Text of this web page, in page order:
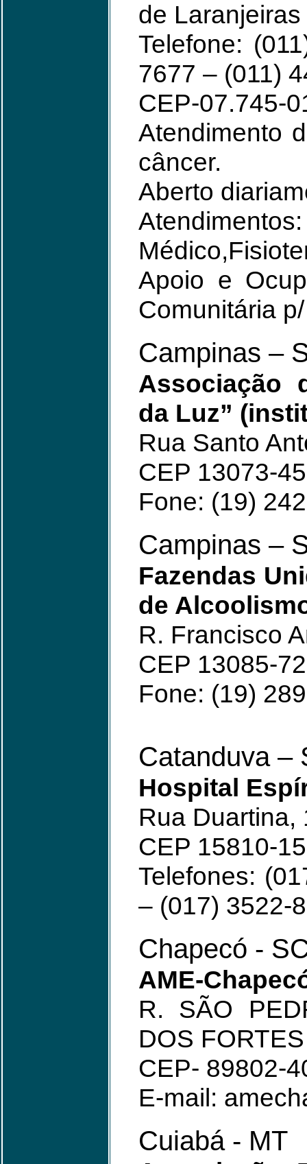
de Laranjeiras
Telefone:
7677 – (011)
CEP-07.745-
Atendimento
câncer.
Aberto
Apoio e
Comunitária
Campinas –
Associação
da Luz”
Rua Santo
CEP 13073-
Fone: (19)
Campinas –
Fazendas
de
R. Francisco
CEP 13085-
Fone: (19)
Catanduva –
Hospital
Rua Duartina,
CEP 15810-
Telefones:
– (017) 3522-
Chapecó -
AME-
R. SÃO
DOS FORTES
CEP- 89802-
E-mail:
Cuiabá - MT